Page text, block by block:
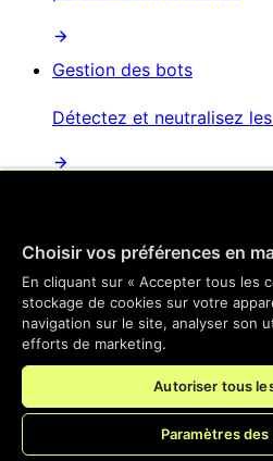
Gestion des bots
Détectez et neutralisez
Atténuation automatisée
perturbatrices et
Sécurité des API
Sécurisez vos points de
Choisir vos préférences en
En cliquant sur « Accepter tous les
stockage de cookies sur votre
navigation sur le site, analyser son
efforts de marketing.
Autoriser tous
Paramètres